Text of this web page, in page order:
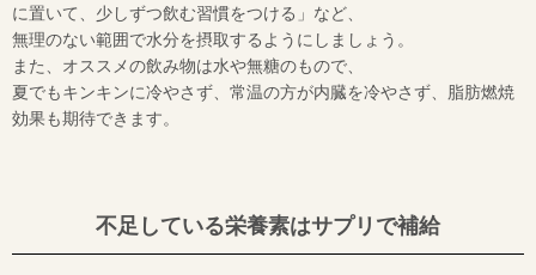
に置いて、少しずつ飲む習慣をつける」など、
無理のない範囲で水分を摂取するようにしましょう。
また、オススメの飲み物は水や無糖のもので、
夏でもキンキンに冷やさず、常温の方が内臓を冷やさず、脂肪燃焼
効果も期待できます。
不足している栄養素はサプリで補給